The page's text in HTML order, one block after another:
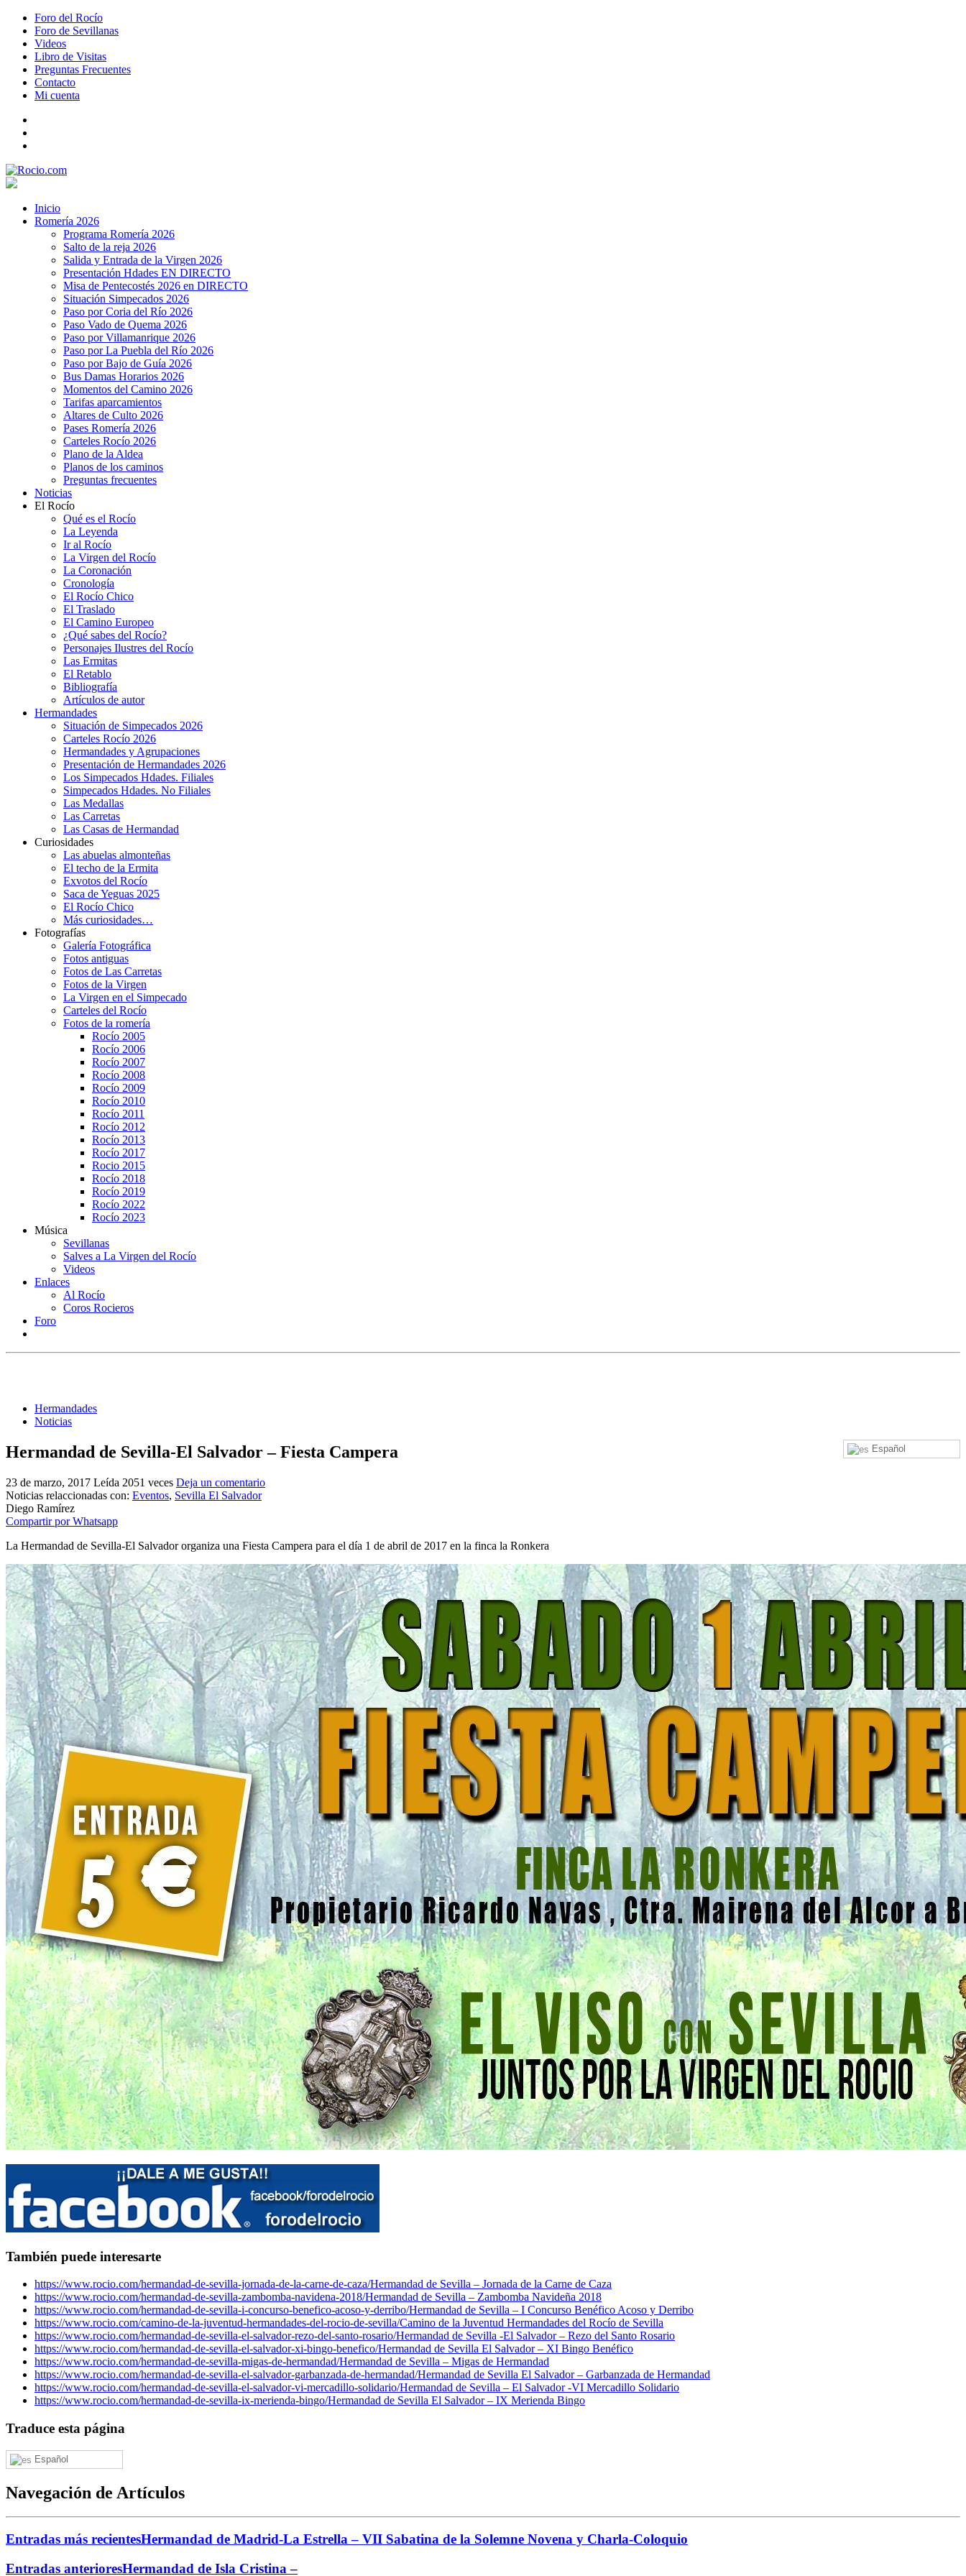
Foro del Rocío
Foro de Sevillanas
Videos
Libro de Visitas
Preguntas Frecuentes
Contacto
Mi cuenta
Inicio
Romería 2026
Programa Romería 2026
Salto de la reja 2026
Salida y Entrada de la Virgen 2026
Presentación Hdades EN DIRECTO
Misa de Pentecostés 2026 en DIRECTO
Situación Simpecados 2026
Paso por Coria del Río 2026
Paso Vado de Quema 2026
Paso por Villamanrique 2026
Paso por La Puebla del Río 2026
Paso por Bajo de Guía 2026
Bus Damas Horarios 2026
Momentos del Camino 2026
Tarifas aparcamientos
Altares de Culto 2026
Pases Romería 2026
Carteles Rocío 2026
Plano de la Aldea
Planos de los caminos
Preguntas frecuentes
Noticias
El Rocío
Qué es el Rocío
La Leyenda
Ir al Rocío
La Virgen del Rocío
La Coronación
Cronología
El Rocío Chico
El Traslado
El Camino Europeo
¿Qué sabes del Rocío?
Personajes Ilustres del Rocío
Las Ermitas
El Retablo
Bibliografía
Artículos de autor
Hermandades
Situación de Simpecados 2026
Carteles Rocío 2026
Hermandades y Agrupaciones
Presentación de Hermandades 2026
Los Simpecados Hdades. Filiales
Simpecados Hdades. No Filiales
Las Medallas
Las Carretas
Las Casas de Hermandad
Curiosidades
Las abuelas almonteñas
El techo de la Ermita
Exvotos del Rocío
Saca de Yeguas 2025
El Rocío Chico
Más curiosidades…
Fotografías
Galería Fotográfica
Fotos antiguas
Fotos de Las Carretas
Fotos de la Virgen
La Virgen en el Simpecado
Carteles del Rocío
Fotos de la romería
Rocío 2005
Rocío 2006
Rocío 2007
Rocío 2008
Rocío 2009
Rocío 2010
Rocío 2011
Rocío 2012
Rocío 2013
Rocío 2017
Rocio 2015
Rocío 2018
Rocío 2019
Rocío 2022
Rocío 2023
Música
Sevillanas
Salves a La Virgen del Rocío
Videos
Enlaces
Al Rocío
Coros Rocieros
Foro
Hermandades
Noticias
Español
Hermandad de Sevilla-El Salvador – Fiesta Campera
23 de marzo, 2017 Leída 2051 veces Deja un comentario
Noticias relaccionadas con: Eventos, Sevilla El Salvador
Diego Ramírez
Compartir por Whatsapp
La Hermandad de Sevilla-El Salvador organiza una Fiesta Campera para el día 1 de abril de 2017 en la finca la Ronkera
También puede interesarte
https://www.rocio.com/hermandad-de-sevilla-jornada-de-la-carne-de-caza/Hermandad de Sevilla – Jornada de la Carne de Caza
https://www.rocio.com/hermandad-de-sevilla-zambomba-navidena-2018/Hermandad de Sevilla – Zambomba Navideña 2018
https://www.rocio.com/hermandad-de-sevilla-i-concurso-benefico-acoso-y-derribo/Hermandad de Sevilla – I Concurso Benéfico Acoso y Derribo
https://www.rocio.com/camino-de-la-juventud-hermandades-del-rocio-de-sevilla/Camino de la Juventud Hermandades del Rocío de Sevilla
https://www.rocio.com/hermandad-de-sevilla-el-salvador-rezo-del-santo-rosario/Hermandad de Sevilla -El Salvador – Rezo del Santo Rosario
https://www.rocio.com/hermandad-de-sevilla-el-salvador-xi-bingo-benefico/Hermandad de Sevilla El Salvador – XI Bingo Benéfico
https://www.rocio.com/hermandad-de-sevilla-migas-de-hermandad/Hermandad de Sevilla – Migas de Hermandad
https://www.rocio.com/hermandad-de-sevilla-el-salvador-garbanzada-de-hermandad/Hermandad de Sevilla El Salvador – Garbanzada de Hermandad
https://www.rocio.com/hermandad-de-sevilla-el-salvador-vi-mercadillo-solidario/Hermandad de Sevilla – El Salvador -VI Mercadillo Solidario
https://www.rocio.com/hermandad-de-sevilla-ix-merienda-bingo/Hermandad de Sevilla El Salvador – IX Merienda Bingo
Traduce esta página
Español
Navegación de Artículos
Entradas más recientesHermandad de Madrid-La Estrella – VII Sabatina de la Solemne Novena y Charla-Coloquio
Entradas anterioresHermandad de Isla Cristina –